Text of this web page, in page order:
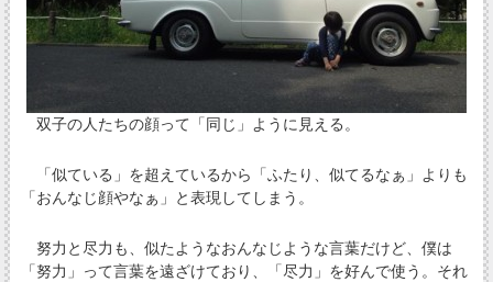
双子の人たちの顔って「同じ」ように見える。
「似ている」を超えているから「ふたり、似てるなぁ」よりも
「おんなじ顔やなぁ」と表現してしまう。
努力と尽力も、似たようなおんなじような言葉だけど、僕は
「努力」って言葉を遠ざけており、「尽力」を好んで使う。それ